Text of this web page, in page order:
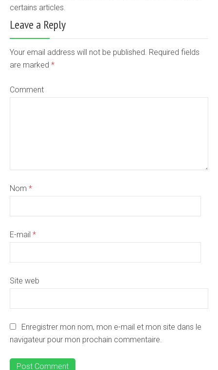
certains articles.
Leave a Reply
Your email address will not be published. Required fields
are marked *
Comment
Nom *
E-mail *
Site web
Enregistrer mon nom, mon e-mail et mon site dans le
navigateur pour mon prochain commentaire.